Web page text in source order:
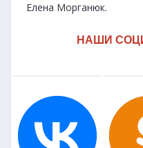
Елена Морганюк.
НАШИ